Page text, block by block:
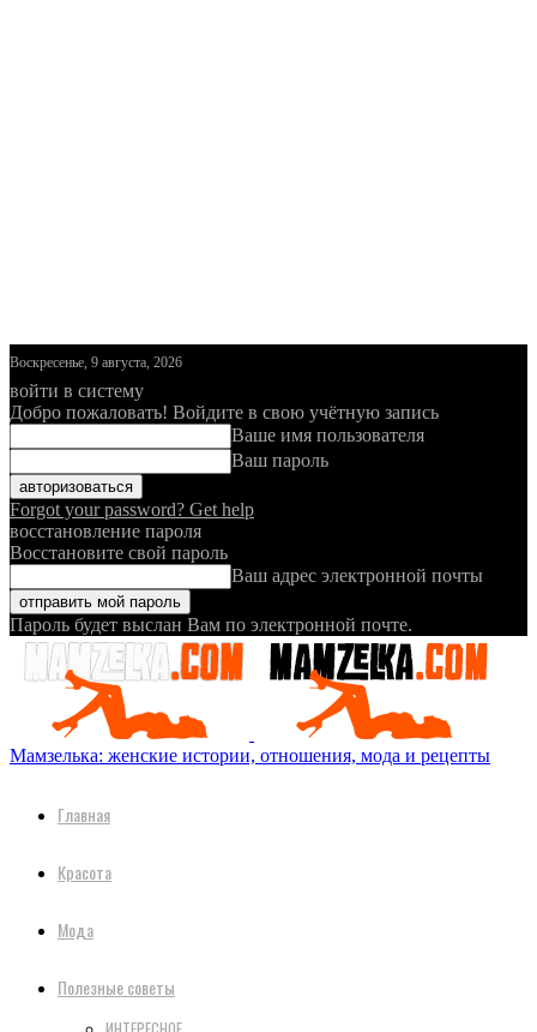
Воскресенье, 9 августа, 2026
войти в систему
Добро пожаловать! Войдите в свою учётную запись
Ваше имя пользователя
Ваш пароль
Forgot your password? Get help
восстановление пароля
Восстановите свой пароль
Ваш адрес электронной почты
Пароль будет выслан Вам по электронной почте.
Мамзелька: женские истории, отношения, мода и рецепты
Главная
Красота
Мода
Полезные советы